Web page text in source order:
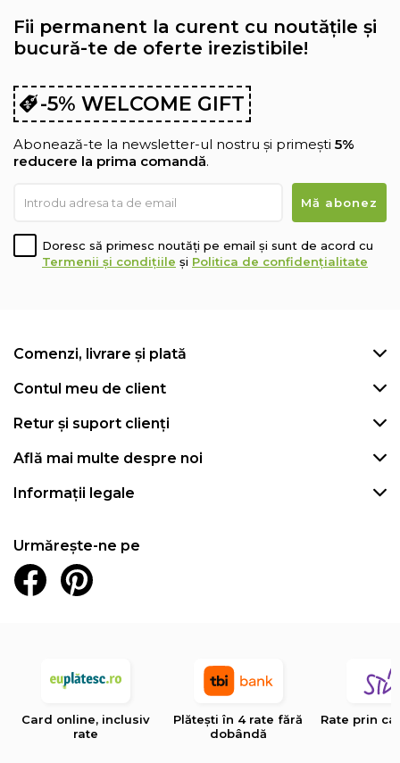
Fii permanent la curent cu noutățile și
bucură-te de oferte irezistibile!
-5% WELCOME GIFT
Abonează-te la newsletter-ul nostru și primești 5%
reducere la prima comandă.
Doresc să primesc noutăți pe email și sunt de acord cu
Termenii și condițiile și Politica de confidențialitate
Comenzi, livrare și plată
Contul meu de client
Retur și suport clienți
Află mai multe despre noi
Informații legale
Urmărește-ne pe
Card online, inclusiv
rate
Plătești în 4 rate fără
dobândă
Rate prin